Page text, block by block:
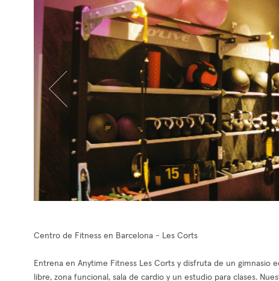
Centro de Fitness en Barcelona - Les Corts
Entrena en Anytime Fitness Les Corts y disfruta de un gimnasio
libre, zona funcional, sala de cardio y un estudio para clases.